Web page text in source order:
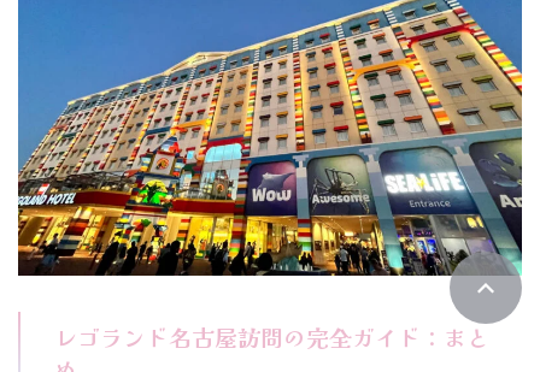
レゴランド名古屋訪問の完全ガイド：まと